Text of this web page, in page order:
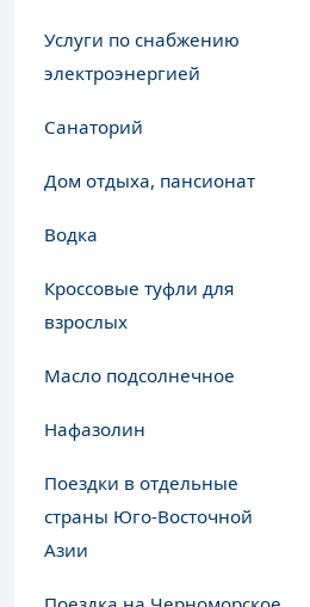
Услуги по снабжению
электроэнергией
Санаторий
Дом отдыха, пансионат
Водка
Кроссовые туфли для
взрослых
Масло подсолнечное
Нафазолин
Поездки в отдельные
страны Юго-Восточной
Азии